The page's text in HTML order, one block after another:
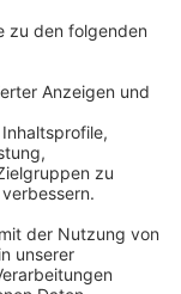
aus.
bis zum
mit einer
Stichwahl
aber